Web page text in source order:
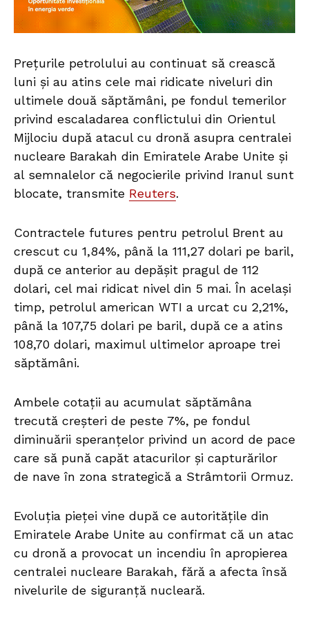
Prețurile petrolului au continuat să crească
luni și au atins cele mai ridicate niveluri din
ultimele două săptămâni, pe fondul temerilor
privind escaladarea conflictului din Orientul
Mijlociu după atacul cu dronă asupra centralei
nucleare Barakah din Emiratele Arabe Unite și
al semnalelor că negocierile privind Iranul sunt
blocate, transmite Reuters.
Contractele futures pentru petrolul Brent au
crescut cu 1,84%, până la 111,27 dolari pe baril,
după ce anterior au depășit pragul de 112
dolari, cel mai ridicat nivel din 5 mai. În același
timp, petrolul american WTI a urcat cu 2,21%,
până la 107,75 dolari pe baril, după ce a atins
108,70 dolari, maximul ultimelor aproape trei
săptămâni.
Ambele cotații au acumulat săptămâna
trecută creșteri de peste 7%, pe fondul
diminuării speranțelor privind un acord de pace
care să pună capăt atacurilor și capturărilor
de nave în zona strategică a Strâmtorii Ormuz.
Evoluția pieței vine după ce autoritățile din
Emiratele Arabe Unite au confirmat că un atac
cu dronă a provocat un incendiu în apropierea
centralei nucleare Barakah, fără a afecta însă
nivelurile de siguranță nucleară.